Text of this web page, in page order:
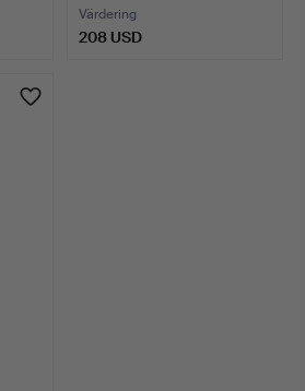
Värdering
208 USD